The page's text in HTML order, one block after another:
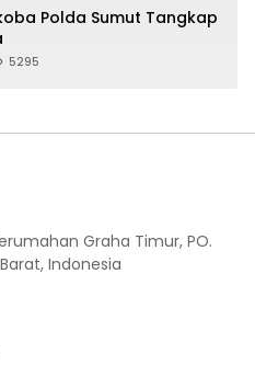
Polda Sumut Tangkap
5295
Graha Timur, PO.
Indonesia